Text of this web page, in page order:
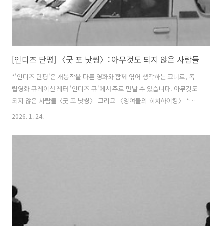
[인디즈 단평] 〈굿 포 낫씽〉: 아무것도 되지 않은 사람들
*'인디즈 단평'은 개봉작을 다른 영화와 함께 엮어 생각하는 코너로, 독
립영화 큐레이션 레터 '인디즈 큐'에서 주로 만날 수 있습니다. 아무것도
되지 않은 사람들〈굿 포 낫씽〉 그리고 〈잉여들의 히치하이킹〉 *관
객기자단 [인디즈] 박주연 님의 글입니다. 눈 내린 삿포로에서 상사의 차
어느 쪽을 택하겠는가? 어느 쪽이든 과정을 지나다 보면, ‘난 정말 쓸모없
한다. 교복을 입고 있지만, 학교에서 수업을 듣는 장면은 없다...
2026. 1. 24.